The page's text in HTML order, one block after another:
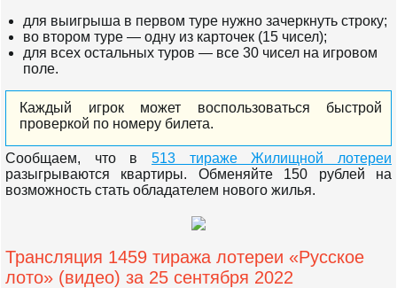
для выигрыша в первом туре нужно зачеркнуть строку;
во втором туре — одну из карточек (15 чисел);
для всех остальных туров — все 30 чисел на игровом
поле.
Каждый игрок может воспользоваться быстрой
проверкой по номеру билета.
Сообщаем, что в 513 тираже Жилищной лотереи
разыгрываются квартиры. Обменяйте 150 рублей на
возможность стать обладателем нового жилья.
Трансляция 1459 тиража лотереи «Русское
лото» (видео) за 25 сентября 2022